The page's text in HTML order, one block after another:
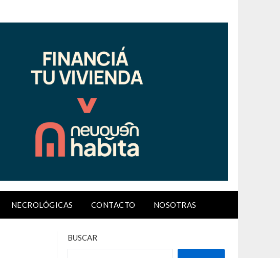
NECROLÓGICAS CONTACTO NOSOTRAS
BUSCAR